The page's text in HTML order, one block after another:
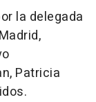
la delegada
Patricia